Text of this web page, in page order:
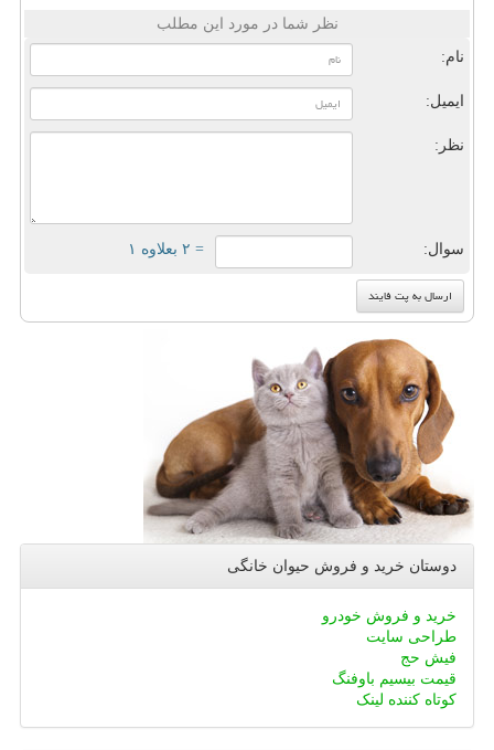
نظر شما در مورد این مطلب
نام:
ایمیل:
نظر:
سوال: = ۲ بعلاوه ۱
دوستان خرید و فروش حیوان خانگی
خرید و فروش خودرو
طراحی سایت
فیش حج
قیمت بیسیم باوفنگ
کوتاه کننده لینک